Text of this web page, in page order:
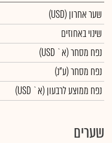
שער אחרון (USD)
שינוי באחוזים
נפח מסחר(א` USD)
נפח מסחר(ע"נ)
נפח ממוצע לרבעון (א` USD)
שערים